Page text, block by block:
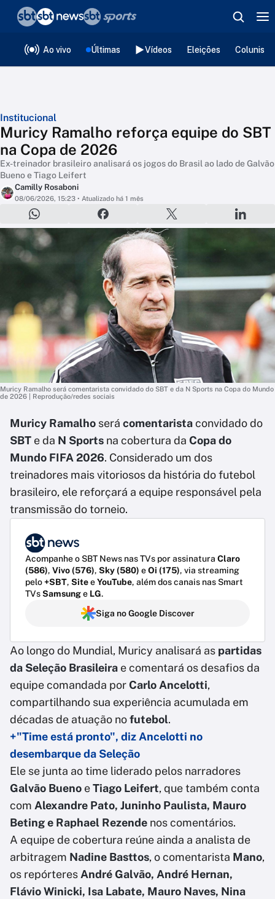
Ao vivo Últimas Vídeos Eleições
Institucional
Muricy Ramalho reforça equipe do SBT
na Copa de 2026
Ex-treinador brasileiro analisará os jogos do Brasil ao lado de Galvão
Bueno e Tiago Leifert
Camilly Rosaboni
08/06/2026, 15:23 • Atualizado há 1 mês
Muricy Ramalho será comentarista convidado do SBT e da N Sports na Copa do Mundo
de 2026 | Reprodução/redes sociais
Muricy Ramalho será comentaristaconvidado do
SBT e da N Sports na cobertura da Copa do
Mundo FIFA 2026. Considerado um dos
treinadores mais vitoriosos da história do futebol
brasileiro, ele reforçará a equipe responsável pela
transmissão do torneio.
Acompanhe o SBT News nas TVs por assinatura Claro
(586), Vivo (576), Sky (580) eOi (175), via streaming
pelo+SBT, SiteeYouTube, além dos canais nas Smart
TVsSamsunge LG.
Siga no Google Discover
Ao longo do Mundial, Muricy analisará as partidas
da Seleção Brasileira e comentará os desafios da
equipe comandada porCarlo Ancelotti,
compartilhando sua experiência acumulada em
décadas de atuação nofutebol.
+"Time está pronto", diz Ancelotti no
desembarque da Seleção
Ele se junta ao time liderado pelos narradores
Galvão Bueno eTiago Leifert, que também conta
com Alexandre Pato, Juninho Paulista, Mauro
Beting e Raphael Rezende nos comentários.
A equipe de cobertura reúne ainda a analista de
arbitragem Nadine Basttos, o comentarista Mano,
os repórteresAndré Galvão, André Hernan,
Flávio Winicki, Isa Labate, Mauro Naves, Nina
❮voltar
Editorias